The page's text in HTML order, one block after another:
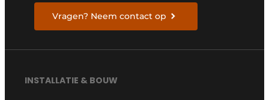
Vragen? Neem contact op
INSTALLATIE & BOUW